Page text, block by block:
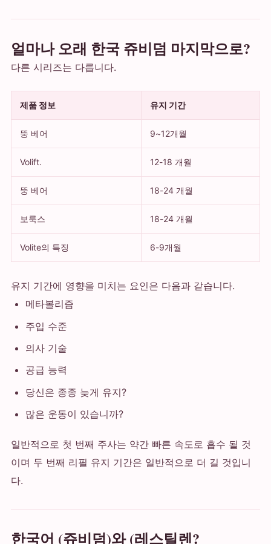
얼마나 오래 한국 쥬비덤 마지막으로?
다른 시리즈는 다릅니다.
제품 정보 유지 기간
뚱 베어 9~12개월
Volift. 12-18 개월
뚱 베어 18-24 개월
보룩스 18-24 개월
Volite의 특징 6-9개월
유지 기간에 영향을 미치는 요인은 다음과 같습니다.
메타볼리즘
주입 수준
의사 기술
공급 능력
당신은 종종 늦게 유지?
많은 운동이 있습니까?
일반적으로 첫 번째 주사는 약간 빠른 속도로 흡수 될 것
이며 두 번째 리필 유지 기간은 일반적으로 더 길 것입니
다.
한국어 (쥬비덤)와 (레스틸렌?